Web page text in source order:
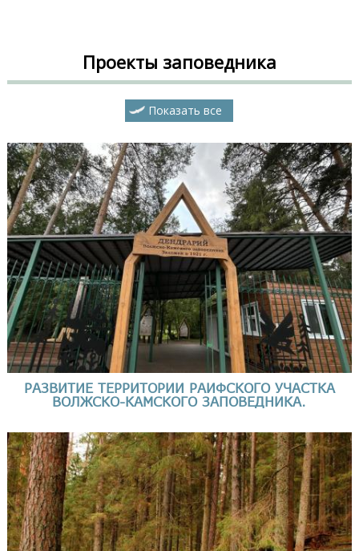
Проекты заповедника
Показать все
РАЗВИТИЕ ТЕРРИТОРИИ РАИФСКОГО УЧАСТКА
ВОЛЖСКО-КАМСКОГО ЗАПОВЕДНИКА.